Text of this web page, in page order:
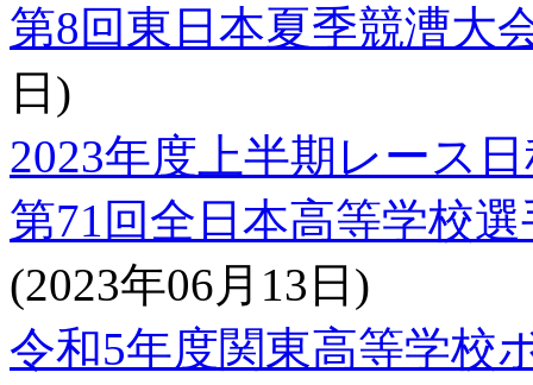
第8回東日本夏季競漕
日)
2023年度上半期レース
第71回全日本高等学校
(2023年06月13日)
令和5年度関東高等学校